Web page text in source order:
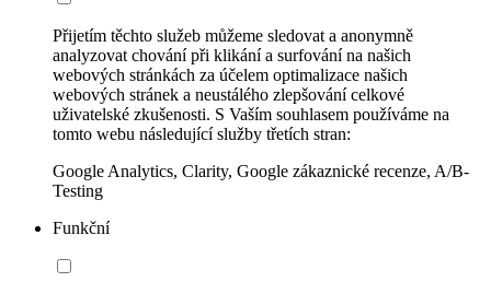
Přijetím těchto služeb můžeme sledovat a anonymně
analyzovat chování při klikání a surfování na našich
webových stránkách za účelem optimalizace našich
webových stránek a neustálého zlepšování celkové
uživatelské zkušenosti. S Vaším souhlasem používáme na
tomto webu následující služby třetích stran:
Google Analytics, Clarity, Google zákaznické recenze, A/B-
Testing
Funkční